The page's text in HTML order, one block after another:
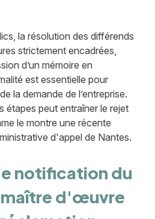
la résolution des différends
strictement encadrées,
d’un mémoire en
est essentielle pour
la demande de l’entreprise.
étapes peut entraîner le rejet
le montre une récente
d'appel de Nantes.
notification du
maître d'œuvre